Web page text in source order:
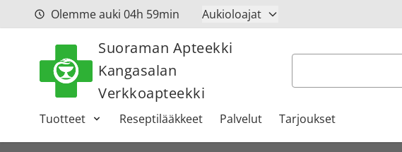
Siirry sisältöönOlemme auki 04h 59min Aukioloajat
Suoraman Apteekki
Kangasalan
Verkkoapteekki
Tuotteet Reseptilääkkeet Palvelut Tarjoukset